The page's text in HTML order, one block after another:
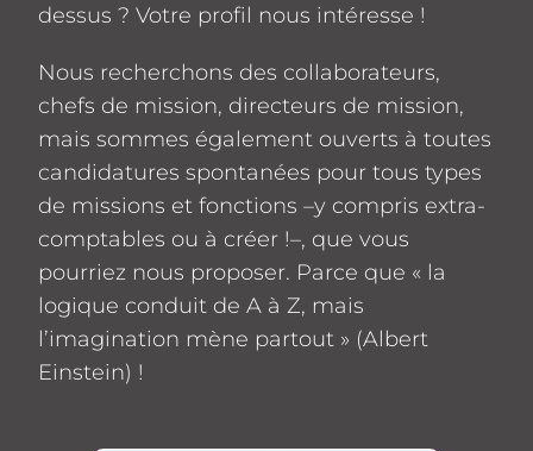
dessus ? Votre profil nous intéresse !
Nous recherchons des collaborateurs,
chefs de mission, directeurs de mission,
mais sommes également ouverts à toutes
candidatures spontanées pour tous types
de missions et fonctions –y compris extra-
comptables ou à créer !–, que vous
pourriez nous proposer. Parce que « la
logique conduit de A à Z, mais
l’imagination mène partout » (Albert
Einstein) !